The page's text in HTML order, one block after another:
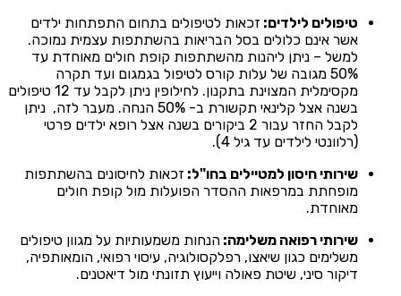
טיפולים לילדים: זכאות לטיפולים בתחום התפתחות ילדים
אשר אינם כלולים בסל הבריאות בהשתתפות עצמית נמוכה.
למשל – ניתן ליהנות מהשתתפות קופת חולים מאוחדת עד
50% מגובה של עלות קורס לטיפול בגמגום ועד תקרה
מקסימלית המצוינת בתקנון. לחילופין ניתן לקבל עד 12 טיפולים
בשנה אצל קלינאי תקשורת ב- 50% הנחה. מעבר לזה, ניתן
לקבל החזר עבור 2 ביקורים בשנה אצל רופא ילדים פרטי
(רלוונטי לילדים עד גיל 4).
שירותי חיסון למטיילים בחו"ל: זכאות לחיסונים בהשתתפות
מופחתת במרפאות ההסדר הפועלות מול קופת חולים
מאוחדת.
שירותי רפואה משלימה: הנחות משמעותיות על מגוון טיפולים
משלימים כגון שיאצו, רפלקסולוגיה, עיסוי רפואי, הומאותפיה,
דיקור סיני, שיטת פאולה וייעוץ תזונתי מול דיאטנים.